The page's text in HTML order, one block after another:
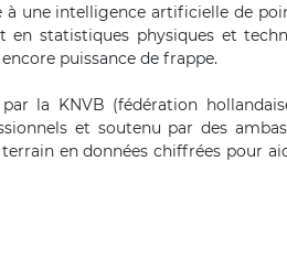
une intelligence artificielle de
statistiques physiques et
puissance de frappe.
la KNVB (fédération
et soutenu par des
en données chiffrées pour